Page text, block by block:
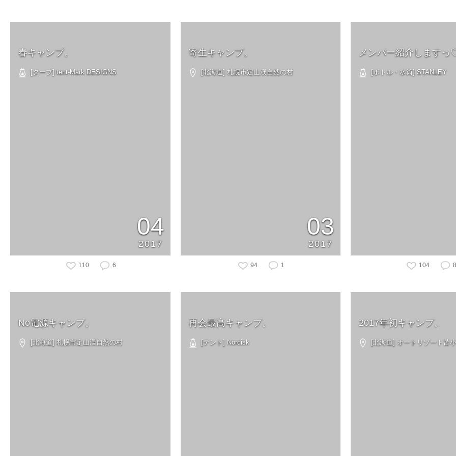
春キャンプ。
[タープ] tent-Mark DESIGNS
04
2017
110 6
寄生キャンプ。
[北海道] 札幌市定山渓自然の村
03
2017
94 1
メンバー紹介します
[ボトル・水筒] STANLEY
104
No電源キャンプ。
[北海道] 札幌市定山渓自然の村
再会最高キャンプ。
[テント] Nordisk
2017年初キャンプ。
[北海道] オートリゾート苫